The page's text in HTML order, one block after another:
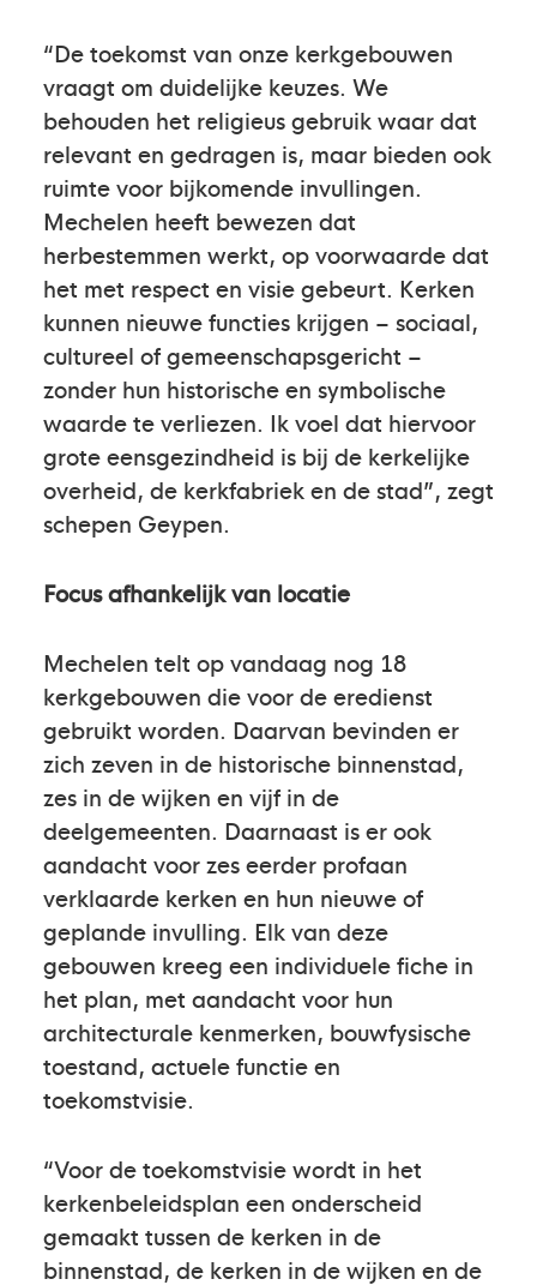
“De toekomst van onze kerkgebouwen
vraagt om duidelijke keuzes. We
behouden het religieus gebruik waar dat
relevant en gedragen is, maar bieden ook
ruimte voor bijkomende invullingen.
Mechelen heeft bewezen dat
herbestemmen werkt, op voorwaarde dat
het met respect en visie gebeurt. Kerken
kunnen nieuwe functies krijgen – sociaal,
cultureel of gemeenschapsgericht –
zonder hun historische en symbolische
waarde te verliezen. Ik voel dat hiervoor
grote eensgezindheid is bij de kerkelijke
overheid, de kerkfabriek en de stad”, zegt
schepen Geypen.
Focus afhankelijk van locatie
Mechelen telt op vandaag nog 18
kerkgebouwen die voor de eredienst
gebruikt worden. Daarvan bevinden er
zich zeven in de historische binnenstad,
zes in de wijken en vijf in de
deelgemeenten. Daarnaast is er ook
aandacht voor zes eerder profaan
verklaarde kerken en hun nieuwe of
geplande invulling. Elk van deze
gebouwen kreeg een individuele fiche in
het plan, met aandacht voor hun
architecturale kenmerken, bouwfysische
toestand, actuele functie en
toekomstvisie.
“Voor de toekomstvisie wordt in het
kerkenbeleidsplan een onderscheid
gemaakt tussen de kerken in de
binnenstad, de kerken in de wijken en de